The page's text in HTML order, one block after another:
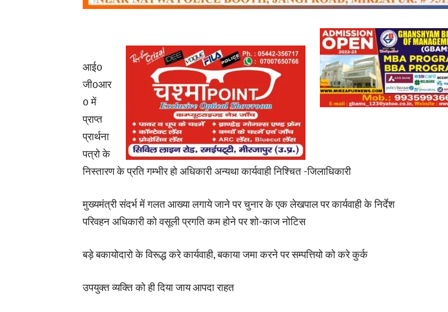
Hindi,
आई0
जी0आर
0 में
प्राप्त
प्रार्थना
पत्रो के
निस्तारण के प्रति गम्भीर हो अधिकारी अन्यथा कार्यवाही निश्चित -जिलाधिकारी
मुख्यमंत्री संदर्भ में गलत आख्या लगाये जाने पर चुनार के एक लेखपाल पर कार्यवाही के निर्देश
परिवहन अधिकारी को वसूली प्रगति कम होने पर शो-काज नोटिस
बड़े बकायोदारो के विरूद्ध करे कार्यवाही, बकाया जमा करने पर सम्पत्तियो को करे कुर्क
उपयुक्त व्यक्ति को ही दिया जाय आपदा राहत